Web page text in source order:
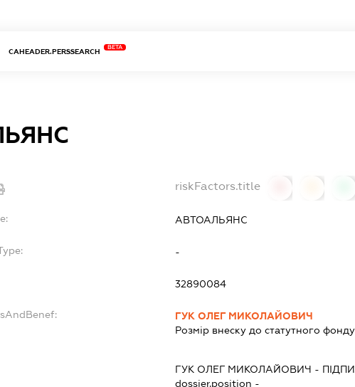
CAHEADER.PERSSEARCH
BETA
riskFactors.title
АВТОАЛЬЯНС
-
32890084
ГУК ОЛЕГ МИКОЛАЙОВИЧ
Розмір внеску до статутного
ГУК ОЛЕГ МИКОЛАЙОВИЧ -
dossier.position -